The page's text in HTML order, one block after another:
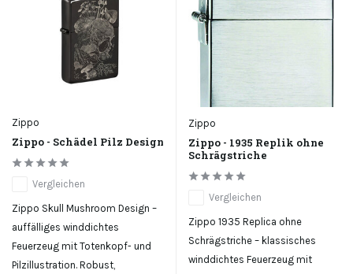
Zippo
Zippo - Schädel Pilz Design
Vergleichen
Zippo Skull Mushroom Design –
auffälliges winddichtes
Feuerzeug mit Totenkopf- und
Pilzillustration. Robust,
Zippo
Zippo - 1935 Replik ohne
Schrägstriche
Vergleichen
Zippo 1935 Replica ohne
Schrägstriche – klassisches
winddichtes Feuerzeug mit